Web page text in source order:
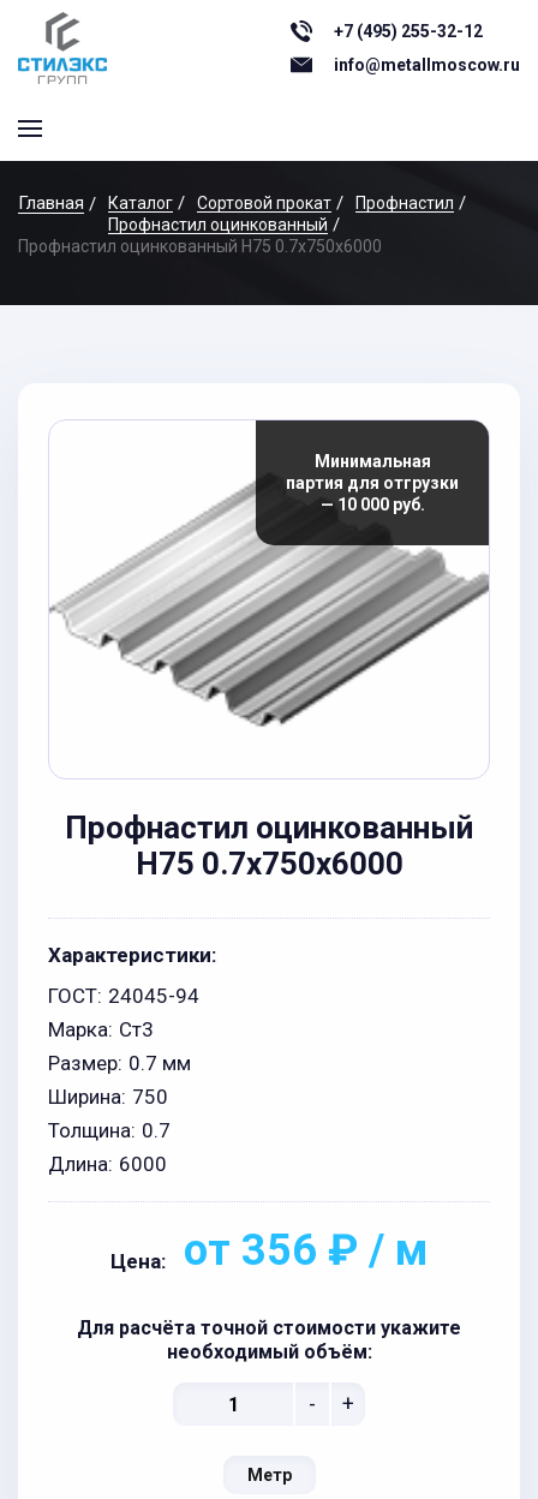
+7 (495) 255-32-12
info@metallmoscow.ru
Главная Каталог Сортовой прокат
Профнастил
Профнастил оцинкованный
Профнастил оцинкованный Н75 0.7x750x6000
Минимальная
партия для отгрузки
— 10 000 руб.
Профнастил оцинкованный
Н75 0.7x750x6000
Характеристики:
ГОСТ: 24045-94
Марка: Ст3
Размер: 0.7 мм
Ширина: 750
Толщина: 0.7
Длина: 6000
Цена: от 356 ₽ / м
Для расчёта точной стоимости укажите
необходимый объём:
- +
Метр